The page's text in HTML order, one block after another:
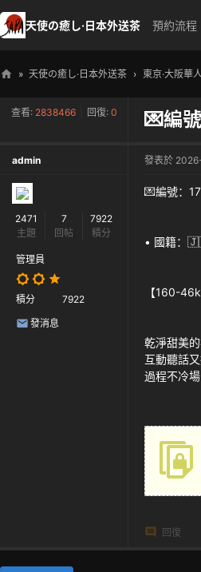
天使の癒し·日本外送茶 預約流程
使
癒
» 天使の癒し·日本外送茶 › 東京·大阪華
查看: 2838466 回復: 0 💌編
admin
2471
主題
7
回帖
7922
積分
管理員
積分 7922
發消息
發表於
💌編號：
• 國籍：
【160-
乾淨甜美
互動聽話
過程不冷
回復